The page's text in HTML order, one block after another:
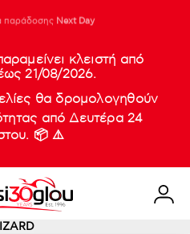
210 88 21
παράδοσης Next Day
κλειστή από
21/08/2026.
θα δρομολογηθούν
από Δευτέρα 24
📦 ⚠️